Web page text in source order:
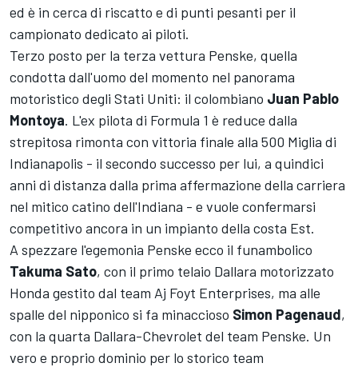
ed è in cerca di riscatto e di punti pesanti per il
campionato dedicato ai piloti.
Terzo posto per la terza vettura Penske, quella
condotta dall'uomo del momento nel panorama
motoristico degli Stati Uniti: il colombiano Juan Pablo
Montoya. L'ex pilota di Formula 1 è reduce dalla
strepitosa rimonta con vittoria finale alla 500 Miglia di
Indianapolis - il secondo successo per lui, a quindici
anni di distanza dalla prima affermazione della carriera
nel mitico catino dell'Indiana - e vuole confermarsi
competitivo ancora in un impianto della costa Est.
A spezzare l'egemonia Penske ecco il funambolico
Takuma Sato, con il primo telaio Dallara motorizzato
Honda gestito dal team Aj Foyt Enterprises, ma alle
spalle del nipponico si fa minaccioso Simon Pagenaud,
con la quarta Dallara-Chevrolet del team Penske. Un
vero e proprio dominio per lo storico team